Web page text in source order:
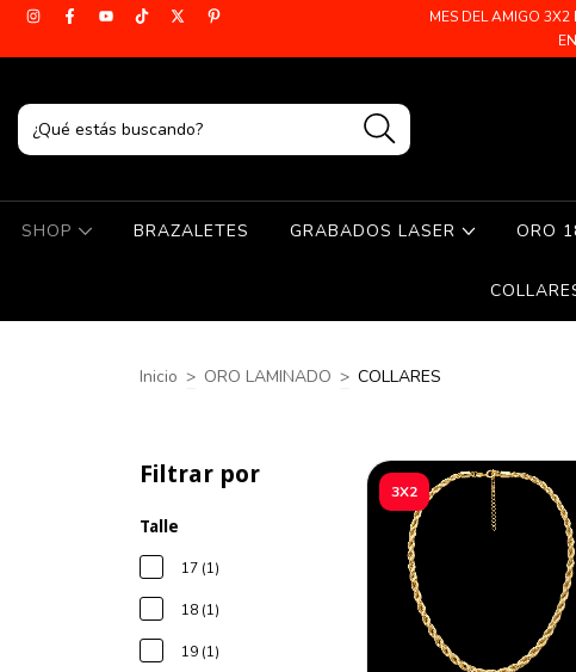
MES DEL AMIGO
SHOP BRAZALETES GRABADOS LASER ORO
Inicio > ORO LAMINADO > COLLARES
Filtrar por
Talle
17 (1)
18 (1)
19 (1)
3X2